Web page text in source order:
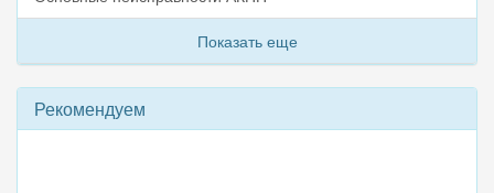
Показать еще
Рекомендуем